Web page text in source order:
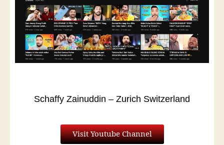
Schaffy Zainuddin – Zurich Switzerland
Visit Youtube Channel